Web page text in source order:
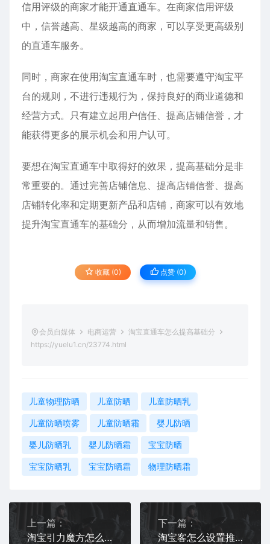
信用评级的商家才能开通直通车。在商家信用评级
中，信誉越高、星级越高的商家，可以享受更高级别
的直通车服务。
同时，商家在使用淘宝直通车时，也需要遵守淘宝平
台的规则，不进行违规行为，保持良好的商业道德和
经营方式。只有建立起用户信任、提高店铺信誉，才
能获得更多的展示机会和用户认可。
要想在淘宝直通车中取得好的效果，提高基础分是非
常重要的。通过完善店铺信息、提高店铺信誉、提高
店铺转化率和定期更新产品和店铺，商家可以有效地
提升淘宝直通车的基础分，从而增加流量和销售。
收藏 (0) 点赞 (0)
会员自媒体 电商运营
淘宝直通车怎么提高基础分
https://yuelu1.cn/23774.html
儿童物理防晒 儿童防晒 儿童防晒乳
儿童防晒喷雾 儿童防晒霜 婴儿防晒
婴儿防晒乳 婴儿防晒霜 宝宝防晒
宝宝防晒乳 宝宝防晒霜 物理防晒霜
上一篇：
淘宝引力魔方怎么开效果比较好
下一篇：
淘宝客怎么设置推广位